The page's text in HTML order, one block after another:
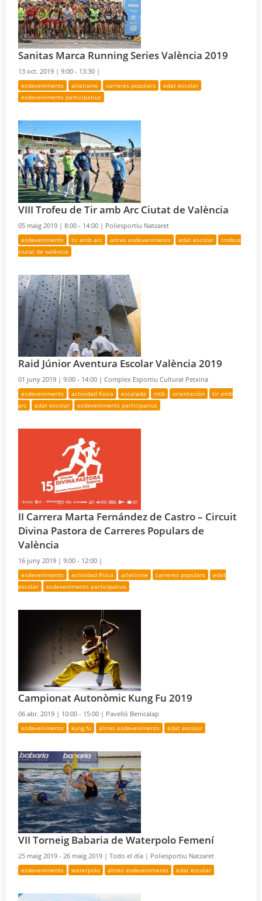
Sanitas Marca Running Series València 2019
13 oct. 2019 |9:00 - 13:30 |
esdeveniments atletisme carreres populars
edat escolar
esdeveniments participatius
VIII Trofeu de Tir amb Arc Ciutat de València
05 maig 2019 |8:00 - 14:00 | Poliesportiu Natzaret
esdeveniments tir amb arc altres esdeveniments edat escolar
trofeus
ciutat de valència
Raid Júnior Aventura Escolar València 2019
01 juny 2019 |9:00 - 14:00 |Complex Esportiu Cultural Petxina
esdeveniments actividad física escalada mtb orientación
tir amb
arc
edat escolar esdeveniments participatius
II Carrera Marta Fernández de Castro – Circuit
Divina Pastora de Carreres Populars de
València
16 juny 2019 |9:00 - 12:00 |
esdeveniments actividad física atletisme carreres populars
edat
escolar
esdeveniments participatius
Campionat Autonòmic Kung Fu 2019
06 abr. 2019 | 10:00 - 15:00 | Pavelló Benicalap
esdeveniments kung fu altres esdeveniments edat escolar
VII Torneig Babaria de Waterpolo Femení
25 maig 2019 - 26 maig 2019 |Todo el día | Poliesportiu Natzaret
esdeveniments waterpolo altres esdeveniments edat escolar